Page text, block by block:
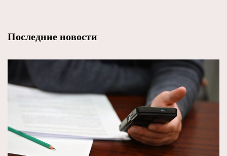
Последние новости